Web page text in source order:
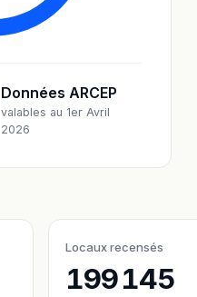
Données ARCEP
valables au 1er Avril
2026
Locaux recensés
199 145